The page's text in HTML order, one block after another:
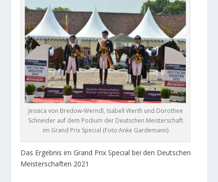
Jessica von Bredow-Werndl, Isabell Werth und Dorothee
Schneider auf dem Podium der Deutschen Meisterschaft
im Grand Prix Special (Foto:Anke Gardemann)
Das Ergebnis im Grand Prix Special bei den Deutschen
Meisterschaften 2021